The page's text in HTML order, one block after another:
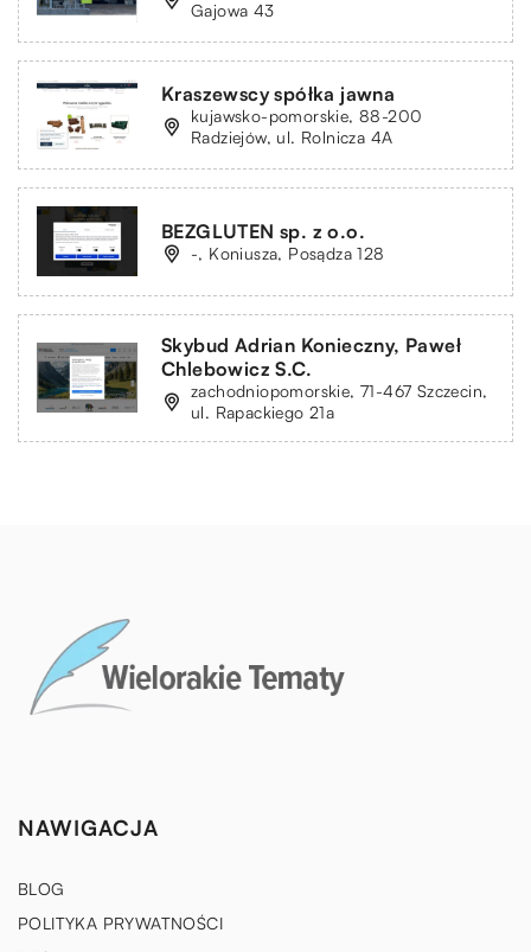
Gajowa 43
Kraszewscy spółka jawna
kujawsko-pomorskie, 88-200
Radziejów, ul. Rolnicza 4A
BEZGLUTEN sp. z o.o.
-, Koniusza, Posądza 128
Skybud Adrian Konieczny, Paweł
Chlebowicz S.C.
zachodniopomorskie, 71-467 Szczecin,
ul. Rapackiego 21a
NAWIGACJA
BLOG
POLITYKA PRYWATNOŚCI